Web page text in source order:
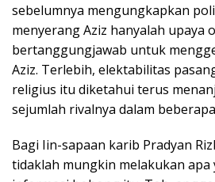
sebelumnya mengungkapkan
menyerang Aziz hanyalah upaya
bertanggungjawab untuk
Aziz. Terlebih, elektabilitas
religius itu diketahui terus
sejumlah rivalnya dalam
Bagi Iin-sapaan karib Pradyan
tidaklah mungkin melakukan apa